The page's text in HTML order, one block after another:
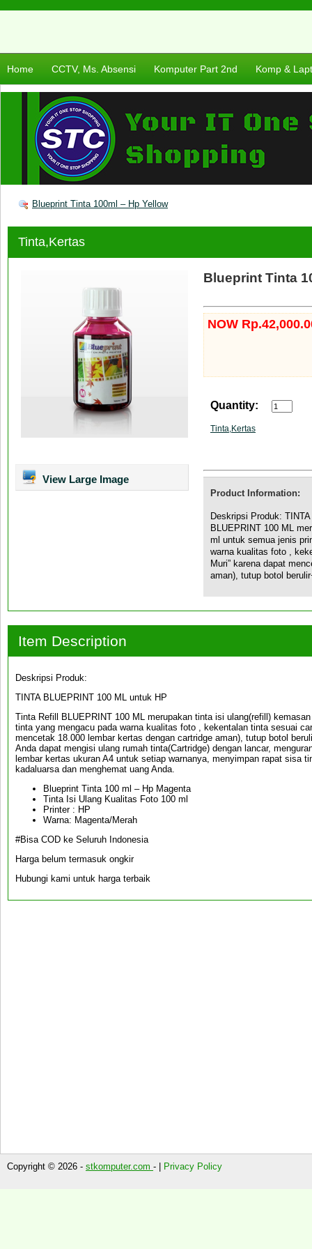
Home CCTV, Ms. Absensi Komputer Part 2nd Komp &
Blueprint Tinta 100ml – Hp Yellow
Tinta,Kertas
View Large Image
Blueprint Tinta
NOW
Quantity:
Tinta,Kertas
Product Information:
Deskripsi Produk:
BLUEPRINT 100 ML
ml untuk semua jenis
warna kualitas foto ,
Muri” karena dapat
aman), tutup botol
Item Description
Deskripsi Produk:
TINTA BLUEPRINT 100 ML untuk HP
Tinta Refill BLUEPRINT 100 ML merupakan tinta isi ulang(refill)
tinta yang mengacu pada warna kualitas foto , kekentalan tinta sesuai
mencetak 18.000 lembar kertas dengan cartridge aman), tutup botol
Anda dapat mengisi ulang rumah tinta(Cartridge) dengan lancar,
lembar kertas ukuran A4 untuk setiap warnanya, menyimpan rapat sisa
kadaluarsa dan menghemat uang Anda.
Blueprint Tinta 100 ml – Hp Magenta
Tinta Isi Ulang Kualitas Foto 100 ml
Printer : HP
Warna: Magenta/Merah
#Bisa COD ke Seluruh Indonesia
Harga belum termasuk ongkir
Hubungi kami untuk harga terbaik
Copyright © 2026 - stkomputer.com - | Privacy Policy